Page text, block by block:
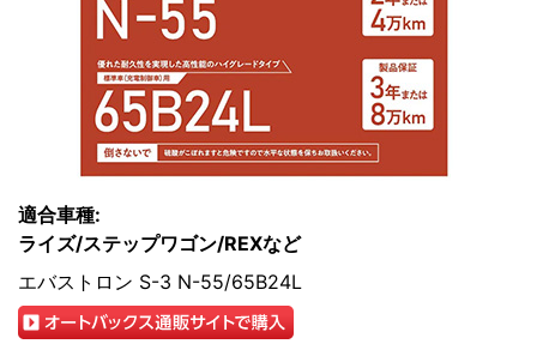
適合車種:
ライズ/ステップワゴン/REXなど
エバストロン S-3 N-55/65B24L